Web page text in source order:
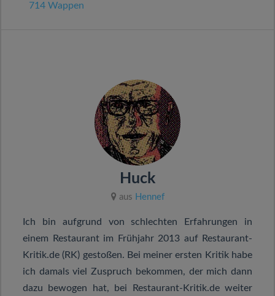
714 Wappen
Huck
aus Hennef
Ich bin aufgrund von schlechten Erfahrungen in
einem Restaurant im Frühjahr 2013 auf Restaurant-
Kritik.de (RK) gestoßen. Bei meiner ersten Kritik habe
ich damals viel Zuspruch bekommen, der mich dann
dazu bewogen hat, bei Restaurant-Kritik.de weiter